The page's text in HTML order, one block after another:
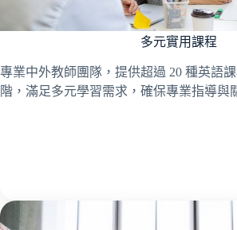
多元實用課程
專業中外教師團隊，提供超過 20 種英語
階，滿足多元學習需求，確保專業指導與